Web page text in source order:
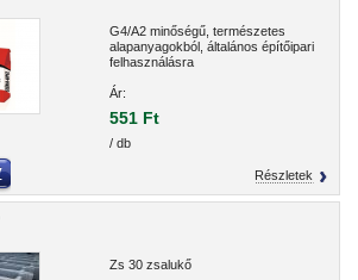
G4/A2 minőségű, természetes
alapanyagokból, általános építőipari
felhasználásra
Ár:
551 Ft
/ db
Részletek
Zs 30 zsalukő